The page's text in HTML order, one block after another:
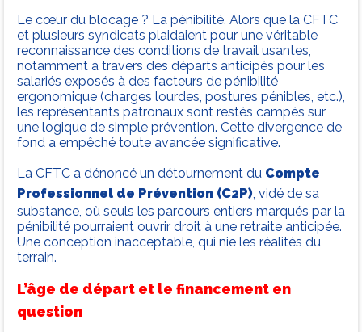
Le cœur du blocage ? La pénibilité. Alors que la CFTC
et plusieurs syndicats plaidaient pour une véritable
reconnaissance des conditions de travail usantes,
notamment à travers des départs anticipés pour les
salariés exposés à des facteurs de pénibilité
ergonomique (charges lourdes, postures pénibles, etc.),
les représentants patronaux sont restés campés sur
une logique de simple prévention. Cette divergence de
fond a empêché toute avancée significative.
La CFTC a dénoncé un détournement du Compte
Professionnel de Prévention (C2P), vidé de sa
substance, où seuls les parcours entiers marqués par la
pénibilité pourraient ouvrir droit à une retraite anticipée.
Une conception inacceptable, qui nie les réalités du
terrain.
L’âge de départ et le financement en
question